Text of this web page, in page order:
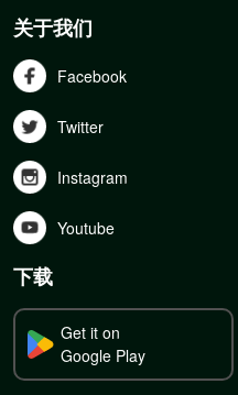
关于我们
Facebook
Twitter
Instagram
Youtube
下载
Get it on
Google Play